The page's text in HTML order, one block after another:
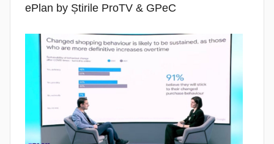
ePlan by Știrile ProTV & GPeC